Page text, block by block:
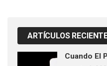
ARTÍCULOS
Cuando El